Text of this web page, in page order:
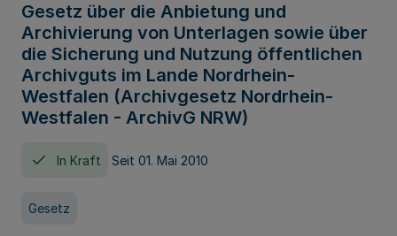
Gesetz über die Anbietung und
Archivierung von Unterlagen sowie über
die Sicherung und Nutzung öffentlichen
Archivguts im Lande Nordrhein-
Westfalen (Archivgesetz Nordrhein-
Westfalen - ArchivG NRW)
In Kraft Seit 01. Mai 2010
Gesetz